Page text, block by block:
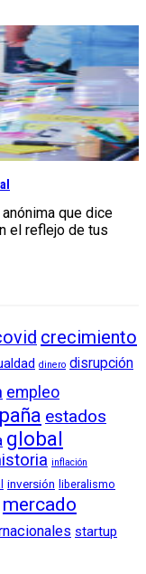
que dice
el reflejo de tus
crecimiento
dinero disrupción
empleo
estados
global
inflación
inversión liberalismo
mercado
startup